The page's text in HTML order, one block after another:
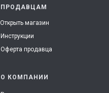
ПРОДАВЦАМ
Оферта продавца
Инструкции
Открыть магазин
О КОМПАНИИ